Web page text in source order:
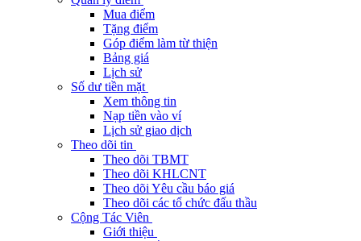
Mua điểm
Tặng điểm
Góp điểm làm từ thiện
Bảng giá
Lịch sử
Số dư tiền mặt
Xem thông tin
Nạp tiền vào ví
Lịch sử giao dịch
Theo dõi tin
Theo dõi TBMT
Theo dõi KHLCNT
Theo dõi Yêu cầu báo giá
Theo dõi các tổ chức đấu thầu
Cộng Tác Viên
Giới thiệu